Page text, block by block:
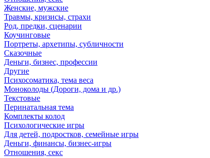
Женские, мужские
Травмы, кризисы, страхи
Род, предки, сценарии
Коучинговые
Портреты, архетипы, субличности
Сказочные
Деньги, бизнес, профессии
Другие
Психосоматика, тема веса
Моноколоды (Дороги, дома и др.)
Текстовые
Перинатальная тема
Комплекты колод
Психологические игры
Для детей, подростков, семейные игры
Деньги, финансы, бизнес-игры
Отношения, секс